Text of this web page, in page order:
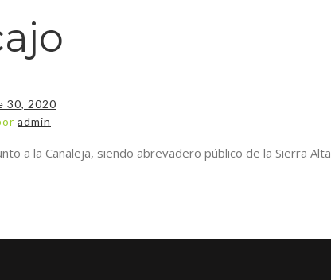
30, 2020
admin
a la Canaleja, siendo abrevadero público de la Sierra Alta